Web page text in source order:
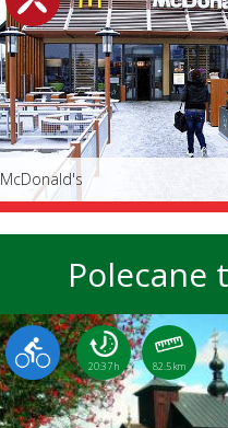
McDonald's
Polecane
20:37 h 82.5 km